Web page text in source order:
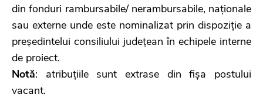
din fonduri rambursabile/ nerambursabile, naționale
sau externe unde este nominalizat prin dispoziție a
președintelui consiliului județean în echipele interne
de proiect.
Notă: atribuțiile sunt extrase din fișa postului
vacant.